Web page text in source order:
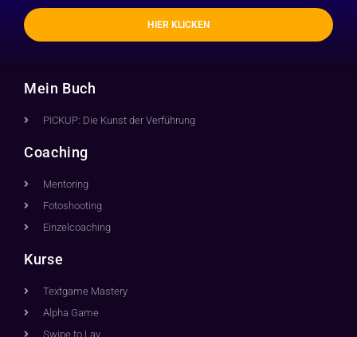
HIER KLICKEN
Mein Buch
PICKUP: Die Kunst der Verführung
Coaching
Mentoring
Fotoshooting
Einzelcoaching
Kurse
Textgame Mastery
Alpha Game
Swipe to Lay